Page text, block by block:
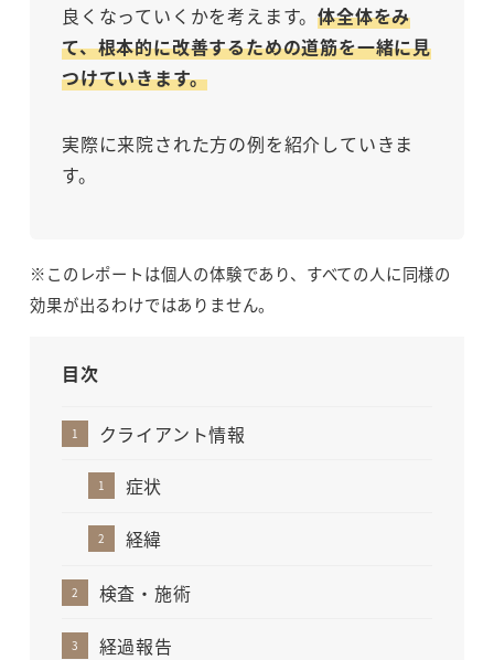
良くなっていくかを考えます。体全体をみ
て、根本的に改善するための道筋を一緒に見
つけていきます。
実際に来院された方の例を紹介していきま
す。
※このレポートは個人の体験であり、すべての人に同様の
効果が出るわけではありません。
目次
クライアント情報
症状
経緯
検査・施術
経過報告